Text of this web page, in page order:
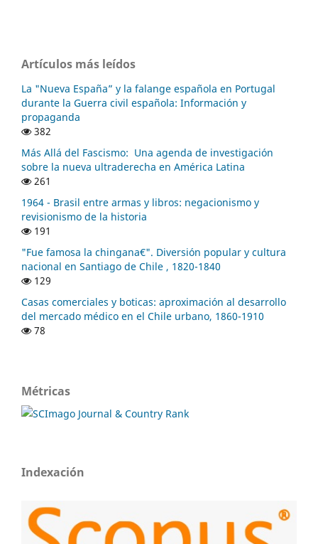
Artículos más leídos
La "Nueva España” y la falange española en Portugal
durante la Guerra civil española: Información y
propaganda
382
Más Allá del Fascismo: Una agenda de investigación
sobre la nueva ultraderecha en América Latina
261
1964 - Brasil entre armas y libros: negacionismo y
revisionismo de la historia
191
"Fue famosa la chingana€". Diversión popular y cultura
nacional en Santiago de Chile , 1820-1840
129
Casas comerciales y boticas: aproximación al desarrollo
del mercado médico en el Chile urbano, 1860-1910
78
Métricas
Indexación